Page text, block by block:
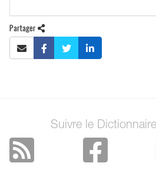
Partager
Suivre le